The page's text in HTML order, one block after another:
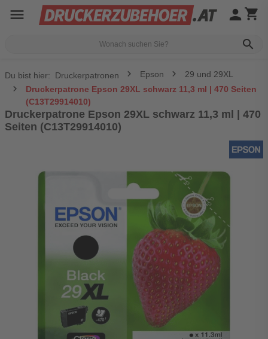
menu
search
person shopping_cart
Du bist hier: Druckerpatronen Epson
29 und 29XL
Druckerpatrone Epson 29XL schwarz 11,3 ml | 470 Seiten
(C13T29914010)
Druckerpatrone Epson 29XL schwarz 11,3 ml | 470
Seiten (C13T29914010)